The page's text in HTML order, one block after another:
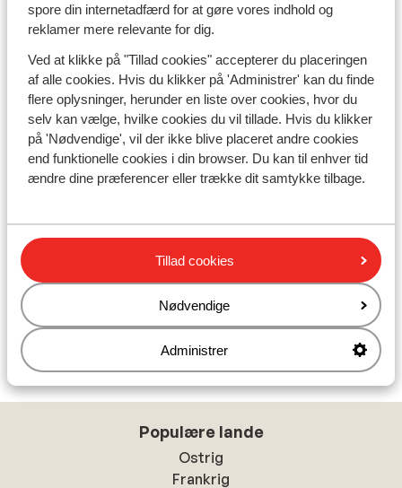
spore din internetadfærd for at gøre vores indhold og
reklamer mere relevante for dig.
Ved at klikke på "Tillad cookies" accepterer du placeringen
af alle cookies. Hvis du klikker på 'Administrer' kan du finde
flere oplysninger, herunder en liste over cookies, hvor du
selv kan vælge, hvilke cookies du vil tillade. Hvis du klikker
på 'Nødvendige', vil der ikke blive placeret andre cookies
end funktionelle cookies i din browser. Du kan til enhver tid
ændre dine præferencer eller trække dit samtykke tilbage.
Tillad cookies
Nødvendige
Administrer
Skiløb for alle – fra nybegynder til ekspert
velpræparerede pister for begyndere og udfordrende
World Cup-nedfarter for de mere erfarne. Her venter
moderne liftsystemer, hyggelige skihytter og en
fantastisk alpe-atmosfære.
Husk dit liftkort – og lad eventyret begynde!
Når du ankommer til din destination, vil du enten få dit
hvor det kan afhentes. Vi sørger for, at du får en
gnidningsfri start på din skiferie, så du hurtigt kan
spænde skiene på og nyde de sneklædte bjerge.
Book Schaldming inklusive liftkort
Populære lande
Ostrig
Frankrig